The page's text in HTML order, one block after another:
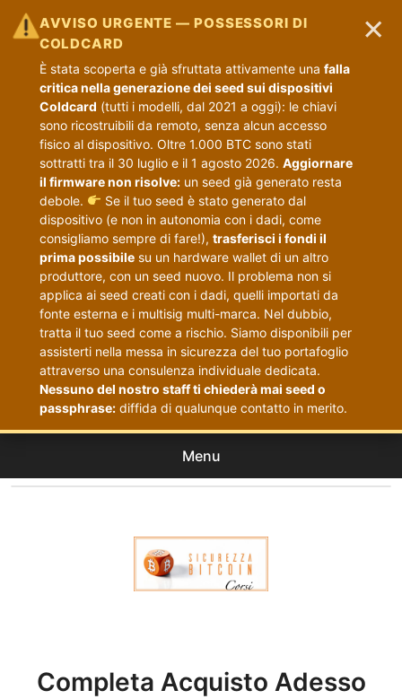
AVVISO URGENTE — POSSESSORI DI
COLDCARD
È stata scoperta e già sfruttata attivamente una falla
critica nella generazione dei seed sui dispositivi
Coldcard (tutti i modelli, dal 2021 a oggi): le chiavi
sono ricostruibili da remoto, senza alcun accesso
fisico al dispositivo. Oltre 1.000 BTC sono stati
sottratti tra il 30 luglio e il 1 agosto 2026. Aggiornare
il firmware non risolve:un seed già generato resta
debole.
Se il tuo seed è stato generato dal
dispositivo (e non in autonomia con i dadi, come
consigliamo sempre di fare!), trasferisci i fondi il
prima possibilesu un hardware wallet di un altro
produttore, con un seed nuovo. Il problema non si
applica ai seed creati con i dadi, quelli importati da
fonte esterna e i multisig multi-marca. Nel dubbio,
tratta il tuo seed come a rischio. Siamo disponibili per
assisterti nella messa in sicurezza del tuo portafoglio
attraverso una consulenza individuale dedicata.
Nessuno del nostro staff ti chiederà mai seed o
passphrase:diffida di qualunque contatto in merito.
×
Menu
Completa Acquisto Adesso